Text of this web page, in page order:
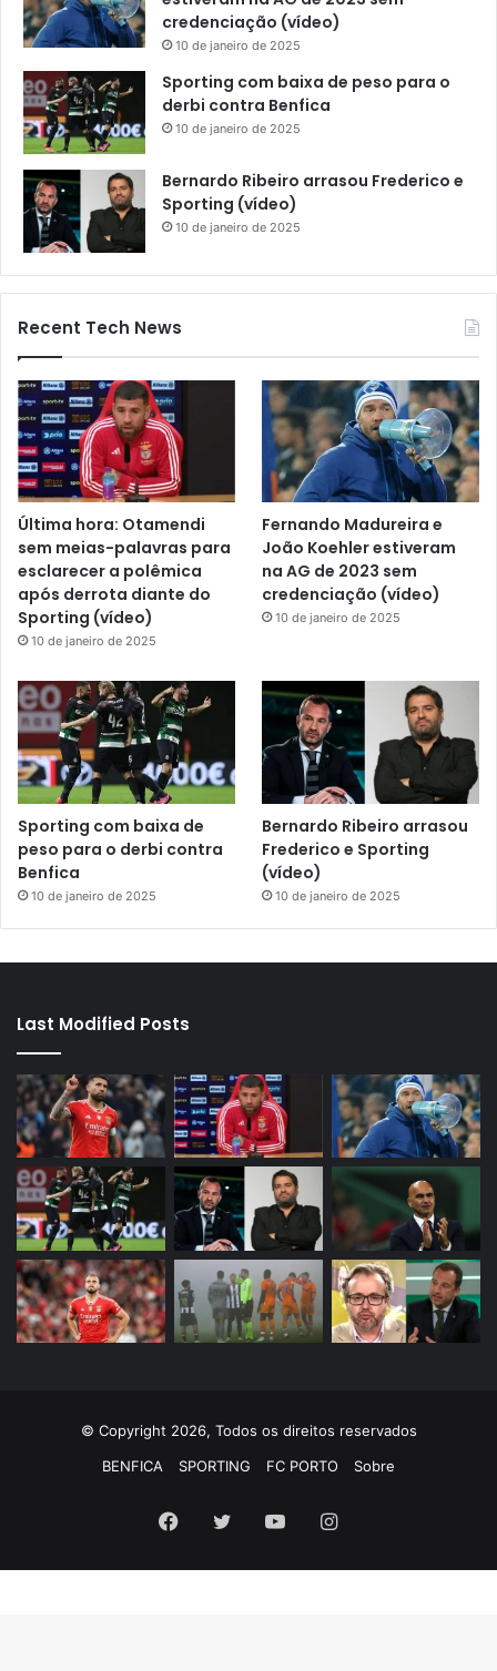
credenciação (vídeo)
10 de janeiro de 2025
Sporting com baixa de peso para o
derbi contra Benfica
10 de janeiro de 2025
Bernardo Ribeiro arrasou Frederico e
Sporting (vídeo)
10 de janeiro de 2025
Recent Tech News
Última hora: Otamendi
sem meias-palavras para
esclarecer a polêmica
após derrota diante do
Sporting (vídeo)
10 de janeiro de 2025
Fernando Madureira e
João Koehler estiveram
na AG de 2023 sem
credenciação (vídeo)
10 de janeiro de 2025
Sporting com baixa de
peso para o derbi contra
Benfica
10 de janeiro de 2025
Bernardo Ribeiro arrasou
Frederico e Sporting
(vídeo)
10 de janeiro de 2025
Last Modified Posts
© Copyright 2026, Todos os direitos reservados
BENFICA
SPORTING FC PORTO Sobre
Facebook
TwitterYouTubeInstagram